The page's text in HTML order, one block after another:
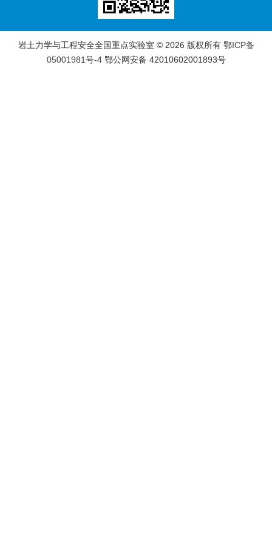
岩土力学与工程安全全国重点实验室 © 2026 版权所有 鄂ICP备
05001981号-4鄂公网安备 42010602001893号